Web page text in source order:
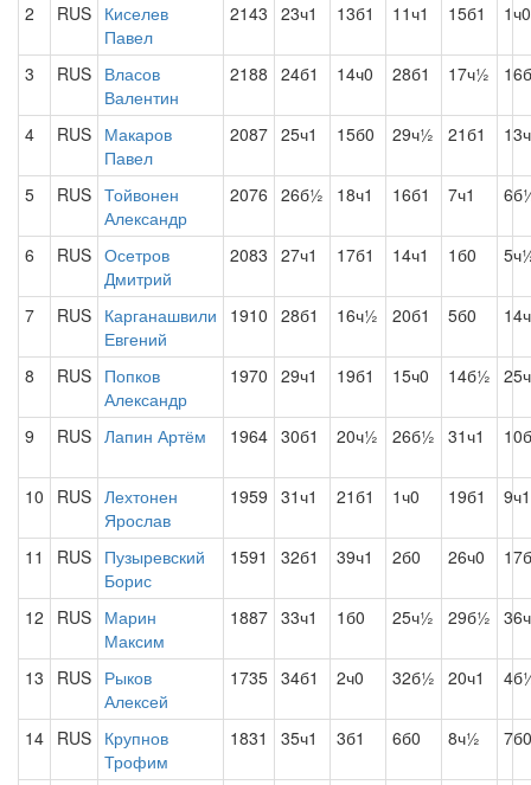
2 RUS Киселев
Павел
2143 23ч1 13б1 11ч1 15б1 1ч0
3 RUS Власов
Валентин
2188 24б1 14ч0 28б1 17ч½
4 RUS Макаров
Павел
2087 25ч1 15б0 29ч½ 21б1
5 RUS Тойвонен
Александр
2076 26б½ 18ч1 16б1 7ч1
6 RUS Осетров
Дмитрий
2083 27ч1 17б1 14ч1 1б0
7 RUS Карганашвили
Евгений
1910 28б1 16ч½ 20б1 5б0
8 RUS Попков
Александр
1970 29ч1 19б1 15ч0 14б½
9 RUS Лапин Артём 1964 30б1 20ч½ 26б½ 31ч1
10 RUS Лехтонен
Ярослав
1959 31ч1 21б1 1ч0 19б1 9ч1
11 RUS Пузыревский
Борис
1591 32б1 39ч1 2б0 26ч0
12 RUS Марин
Максим
1887 33ч1 1б0 25ч½ 29б½
13 RUS Рыков
Алексей
1735 34б1 2ч0 32б½ 20ч1
14 RUS Крупнов
Трофим
1831 35ч1 3б1 6б0 8ч½ 7б0